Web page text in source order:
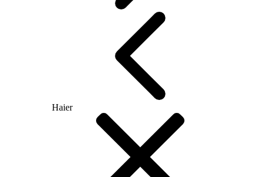
Haier